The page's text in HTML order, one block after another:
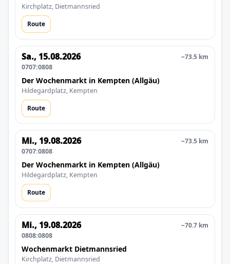
Kirchplatz, Dietmannsried
Route
Sa., 15.08.2026
0707:0808
~73.5 km
Der Wochenmarkt in Kempten (Allgäu)
Hildegardplatz, Kempten
Route
Mi., 19.08.2026
0707:0808
~73.5 km
Der Wochenmarkt in Kempten (Allgäu)
Hildegardplatz, Kempten
Route
Mi., 19.08.2026
0808:0808
~70.7 km
Wochenmarkt Dietmannsried
Kirchplatz, Dietmannsried